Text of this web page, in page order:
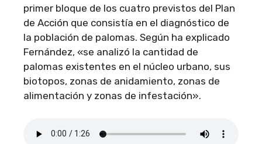
primer bloque de los cuatro previstos del Plan
de Acción que consistía en el diagnóstico de
la población de palomas. Según ha explicado
Fernández, «se analizó la cantidad de
palomas existentes en el núcleo urbano, sus
biotopos, zonas de anidamiento, zonas de
alimentación y zonas de infestación».